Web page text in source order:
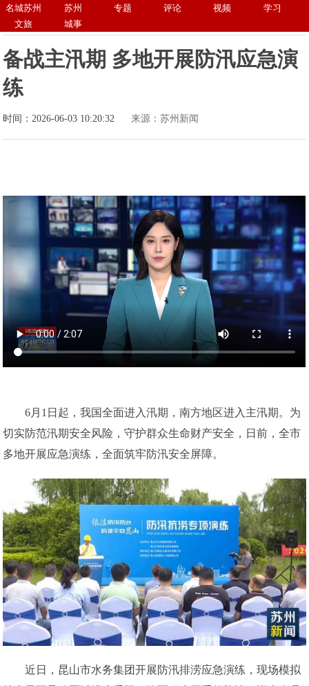
名城苏州 苏州 专题 评论 视频
学习
文旅
城事
备战主汛期 多地开展防汛应急演
练
时间：2026-06-03 10:20:32 来源：苏州新闻
6月1日起，我国全面进入汛期，南方地区进入主汛期。为
切实防范汛期安全风险，守护群众生命财产安全，日前，全市
多地开展应急演练，全面筑牢防汛安全屏障。
近日，昆山市水务集团开展防汛排涝应急演练，现场模拟